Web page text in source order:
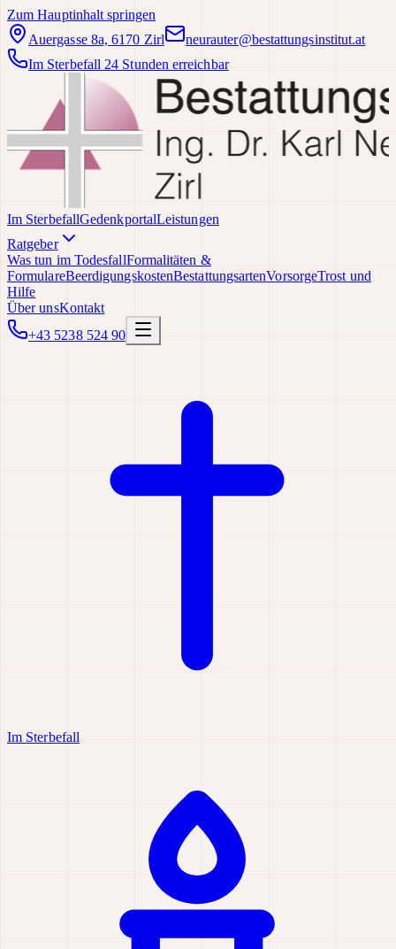
Zum Hauptinhalt springen
Auergasse 8a, 6170 Zirl
neurauter@bestattungsinstitut.at
Im Sterbefall 24 Stunden erreichbar
Im SterbefallGedenkportalLeistungen
Ratgeber
Was tun im TodesfallFormalitäten &
FormulareBeerdigungskostenBestattungsartenVorsorgeTrost und
Hilfe
Über unsKontakt
+43 5238 524 90
Im Sterbefall